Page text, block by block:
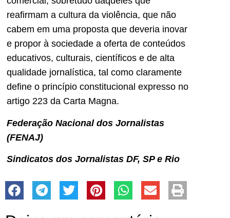
reafirmam a cultura da violência, que não
cabem em uma proposta que deveria inovar
e propor à sociedade a oferta de conteúdos
educativos, culturais, científicos e de alta
qualidade jornalística, tal como claramente
define o princípio constitucional expresso no
artigo 223 da Carta Magna.
Federação Nacional dos Jornalistas
(FENAJ)
Sindicatos dos Jornalistas DF, SP e Rio